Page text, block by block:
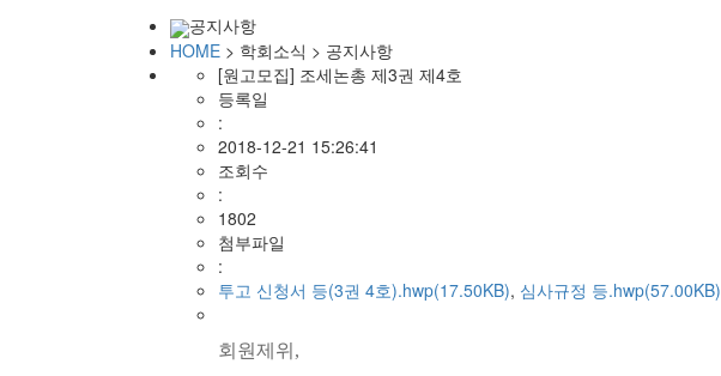
공지사항
HOME > 학회소식 > 공지사항
[원고모집] 조세논총 제3권 제4호
등록일
:
2018-12-21 15:26:41
조회수
:
1802
첨부파일
:
투고 신청서 등(3권 4호).hwp(17.50KB), 심사규정 등.hwp(57.00KB)
회원제위 ,